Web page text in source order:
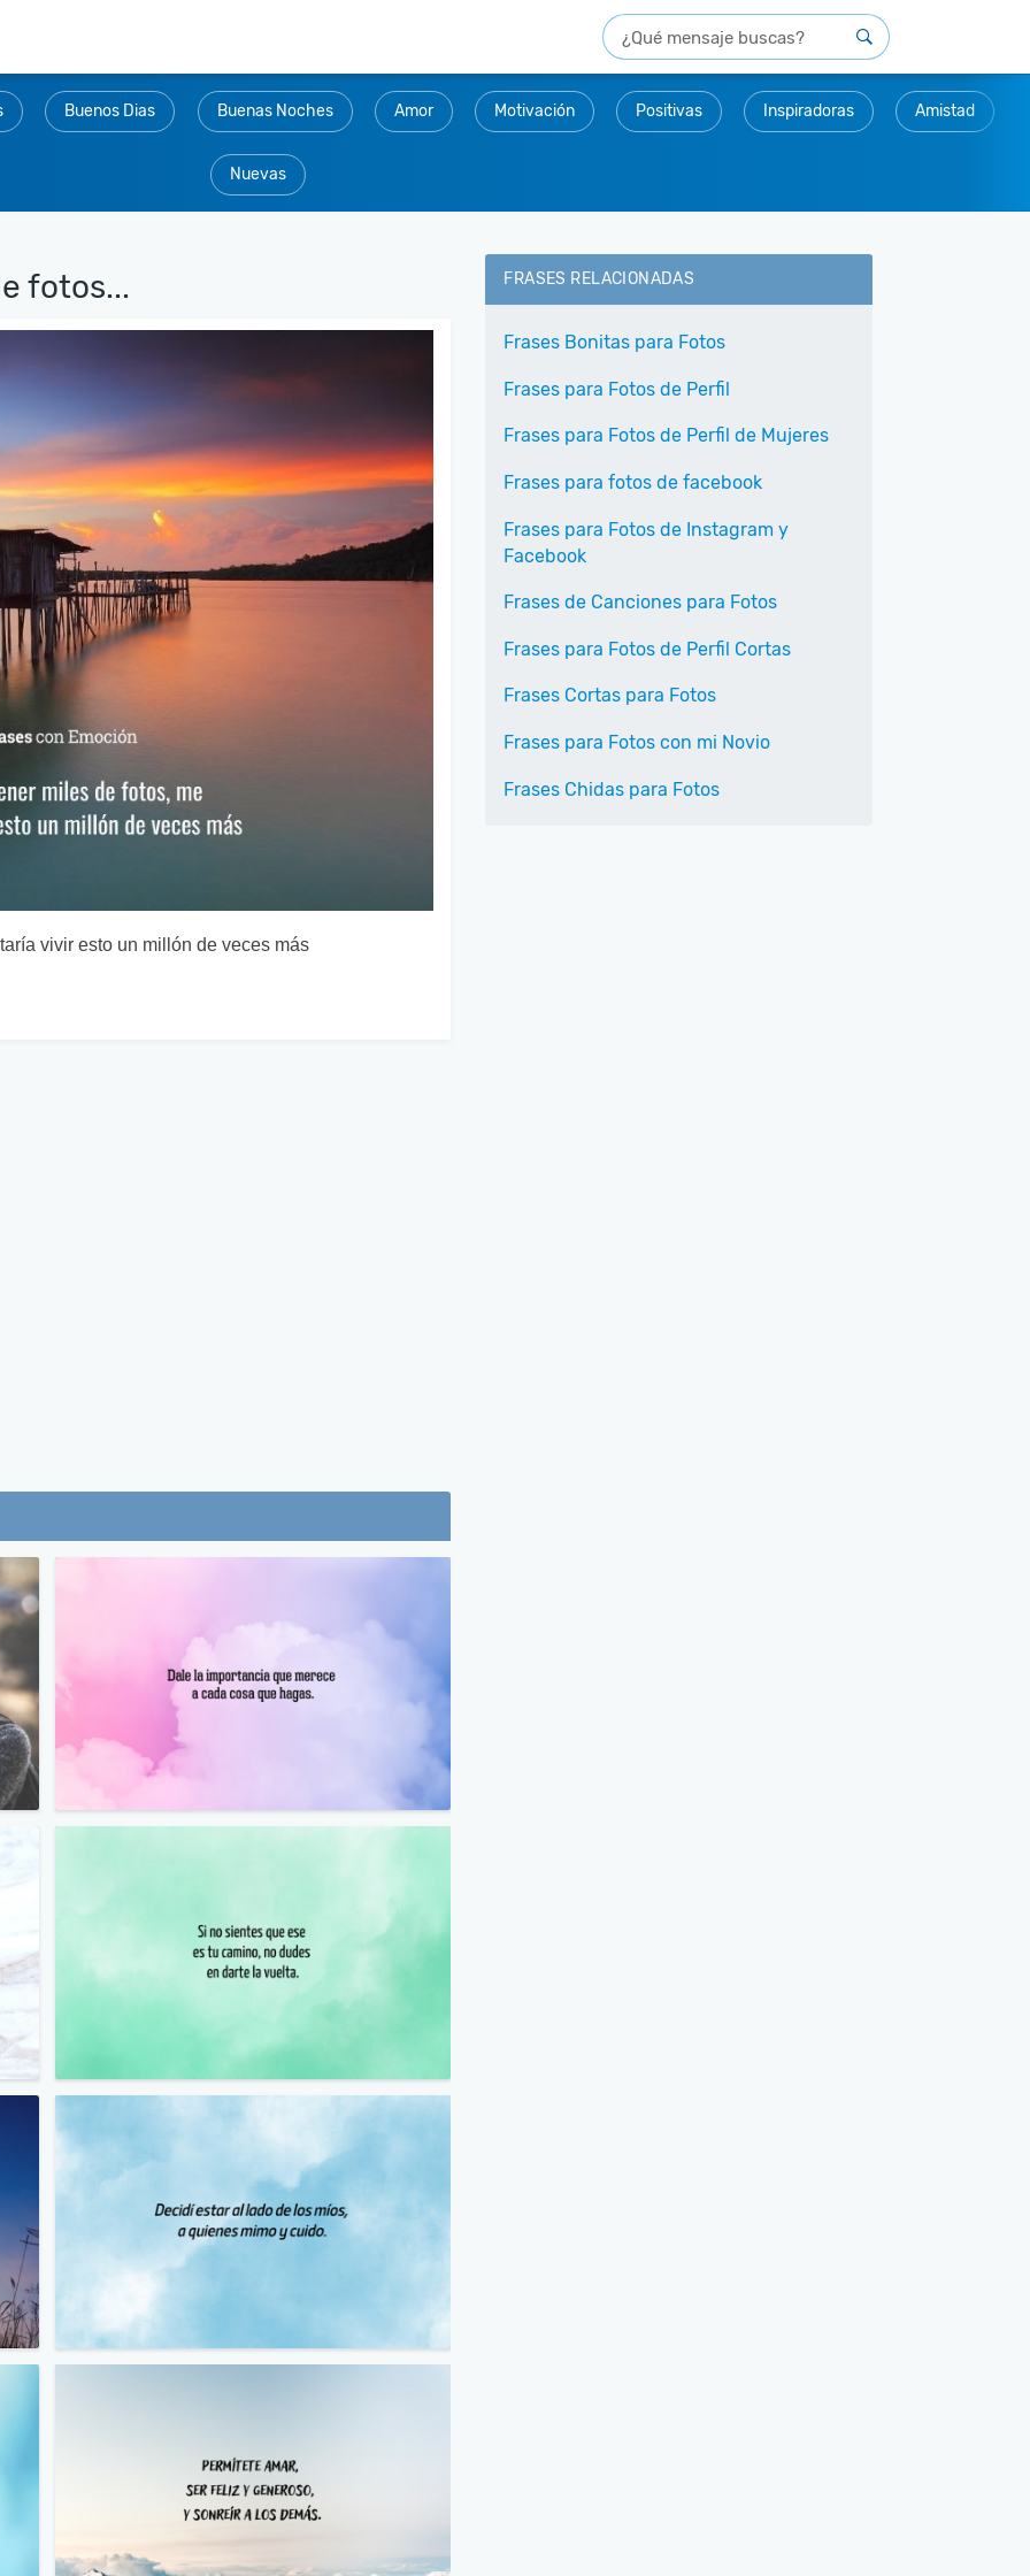
Buenos Dias Buenas Noches Amor Motivación Positivas Inspiradoras Amistad
Nuevas
fotos...
vivir esto un millón de veces más
FRASES RELACIONADAS
Frases Bonitas para Fotos
Frases para Fotos de Perfil
Frases para Fotos de Perfil de Mujeres
Frases para fotos de facebook
Frases para Fotos de Instagram y
Facebook
Frases de Canciones para Fotos
Frases para Fotos de Perfil Cortas
Frases Cortas para Fotos
Frases para Fotos con mi Novio
Frases Chidas para Fotos